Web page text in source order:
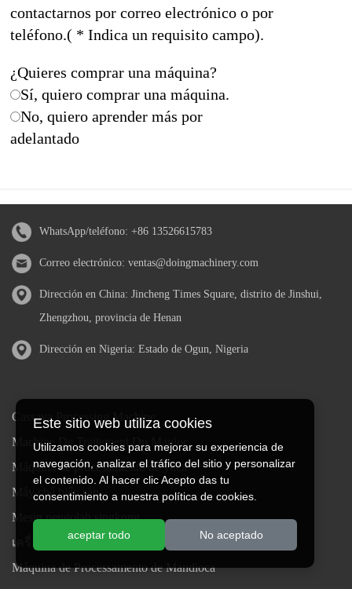
contactarnos por correo electrónico o por
teléfono.( * Indica un requisito campo).
¿Quieres comprar una máquina?
Sí, quiero comprar una máquina.
No, quiero aprender más por
adelantado
WhatsApp/teléfono: +86 13526615783
Correo electrónico: ventas@doingmachinery.com
Dirección en China: Jincheng Times Square, distrito de Jinshui,
Zhengzhou, provincia de Henan
Dirección en Nigeria: Estado de Ogun, Nigeria
Cassava Processing Machine
Machine De Traitement Du Manioc
Máquina de procesamiento de yuca
Máy chế biến sắn
Mesin pengolah singkong
เครื่องแปรรูปมันสำปะหลัง
Máquina de Processamento de Mandioca
Este sitio web utiliza cookies
Utilizamos cookies para mejorar su experiencia de
navegación, analizar el tráfico del sitio y personalizar
el contenido. Al hacer clic Acepto das tu
consentimiento a nuestra política de cookies.
aceptar todo No aceptado